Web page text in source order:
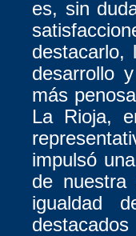
es, sin
destacarlo,
desarrollo
más
La Rioja,
impulsó
de
igualdad